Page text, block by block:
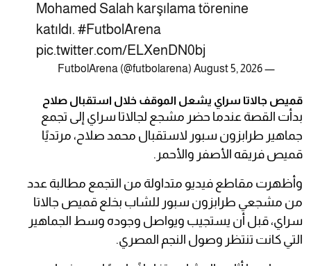
Mohamed Salah karşılama törenine
katıldı. #FutbolArena
pic.twitter.com/ELXenDN0bj
— FutbolArena (@futbolarena)
August 5, 2026
قميص جالاتا سراي يشعل الموقف خلال استقبال صلاح
بدأت القصة عندما حضر مشجع لجالاتا سراي إلى تجمع
جماهير طرابزون سبور لاستقبال محمد صلاح، مرتديًا
قميص فريقه الأصفر والأحمر.
وأظهرت مقاطع فيديو متداولة من التجمع مطالبة عدد
من مشجعي طرابزون سبور للشاب بخلع قميص جالاتا
سراي، قبل أن يستجيب ويواصل وجوده وسط الجماهير
التي كانت تنتظر وصول النجم المصري.